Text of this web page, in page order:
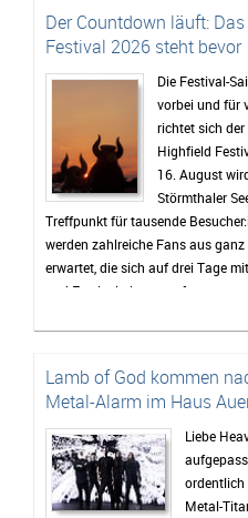
Der Countdown läuft:
Festival 2026 steht bevor
Die Festival-
vorbei und für
richtet sich
Highfield
16. August
Störmthaler
Treffpunkt für tausende
werden zahlreiche Fans aus
erwartet, die sich auf drei Tage
und Festivalstimmung freuen.
Das Highfield gehört seit Jahren
Rock, Indie, Punk und Hip-Hop
Jahr ein bunt gemischtes
Auch 2026 stehen wieder viele
dem Programm, die Besucher vor
Feiern bringen sollen. Gerade
Spannung erwartet, doch oft sind
Bands.
Lamb of God kommen
Metal-Alarm im Haus
Liebe
ordentlich
Metal-